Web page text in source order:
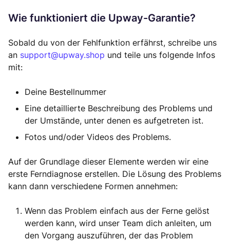
Wie funktioniert die Upway-Garantie?
Sobald du von der Fehlfunktion erfährst, schreibe uns
an support@upway.shop und teile uns folgende Infos
mit:
Deine Bestellnummer
Eine detaillierte Beschreibung des Problems und
der Umstände, unter denen es aufgetreten ist.
Fotos und/oder Videos des Problems.
Auf der Grundlage dieser Elemente werden wir eine
erste Ferndiagnose erstellen. Die Lösung des Problems
kann dann verschiedene Formen annehmen:
Wenn das Problem einfach aus der Ferne gelöst
werden kann, wird unser Team dich anleiten, um
den Vorgang auszuführen, der das Problem